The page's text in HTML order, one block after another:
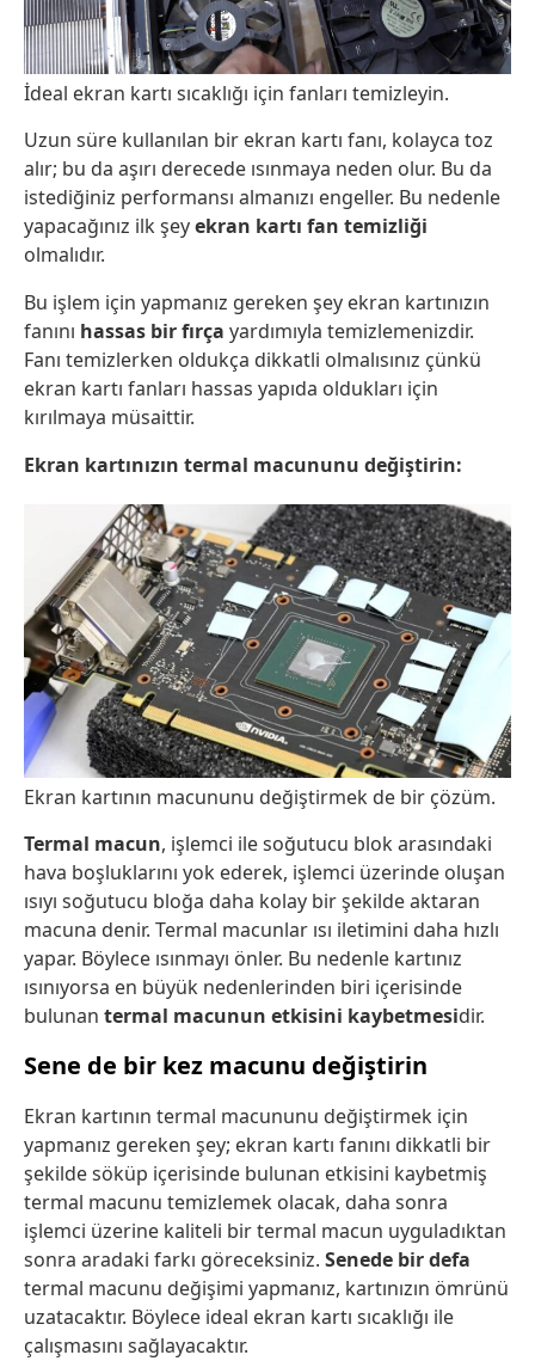
İdeal ekran kartı sıcaklığı için fanları temizleyin.
Uzun süre kullanılan bir ekran kartı fanı, kolayca toz
alır; bu da aşırı derecede ısınmaya neden olur. Bu da
istediğiniz performansı almanızı engeller. Bu nedenle
yapacağınız ilk şeyekran kartı fan temizliği
olmalıdır.
Bu işlem için yapmanız gereken şey ekran kartınızın
fanını hassas bir fırça yardımıyla temizlemenizdir.
Fanı temizlerken oldukça dikkatli olmalısınız çünkü
ekran kartı fanları hassas yapıda oldukları için
kırılmaya müsaittir.
Ekran kartınızın termal macununu değiştirin:
Ekran kartının macununu değiştirmek de bir çözüm.
Termal macun, işlemci ile soğutucu blok arasındaki
hava boşluklarını yok ederek, işlemci üzerinde oluşan
ısıyı soğutucu bloğa daha kolay bir şekilde aktaran
macuna denir. Termal macunlar ısı iletimini daha hızlı
yapar. Böylece ısınmayı önler. Bu nedenle kartınız
ısınıyorsa en büyük nedenlerinden biri içerisinde
bulunan termal macunun etkisini kaybetmesidir.
Sene de bir kez macunu değiştirin
Ekran kartının termal macununu değiştirmek için
yapmanız gereken şey; ekran kartı fanını dikkatli bir
şekilde söküp içerisinde bulunan etkisini kaybetmiş
termal macunu temizlemek olacak, daha sonra
işlemci üzerine kaliteli bir termal macun uyguladıktan
sonra aradaki farkı göreceksiniz. Senede bir defa
termal macunu değişimi yapmanız, kartınızın ömrünü
uzatacaktır. Böylece ideal ekran kartı sıcaklığı ile
çalışmasını sağlayacaktır.